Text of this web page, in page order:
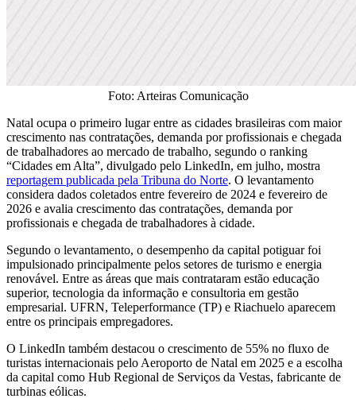
Foto: Arteiras Comunicação
Natal ocupa o primeiro lugar entre as cidades brasileiras com maior
crescimento nas contratações, demanda por profissionais e chegada
de trabalhadores ao mercado de trabalho, segundo o ranking
“Cidades em Alta”, divulgado pelo LinkedIn, em julho, mostra
reportagem publicada pela Tribuna do Norte. O levantamento
considera dados coletados entre fevereiro de 2024 e fevereiro de
2026 e avalia crescimento das contratações, demanda por
profissionais e chegada de trabalhadores à cidade.
Segundo o levantamento, o desempenho da capital potiguar foi
impulsionado principalmente pelos setores de turismo e energia
renovável. Entre as áreas que mais contrataram estão educação
superior, tecnologia da informação e consultoria em gestão
empresarial. UFRN, Teleperformance (TP) e Riachuelo aparecem
entre os principais empregadores.
O LinkedIn também destacou o crescimento de 55% no fluxo de
turistas internacionais pelo Aeroporto de Natal em 2025 e a escolha
da capital como Hub Regional de Serviços da Vestas, fabricante de
turbinas eólicas.